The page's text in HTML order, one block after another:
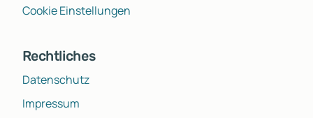
Cookie Einstellungen
Rechtliches
Datenschutz
Impressum